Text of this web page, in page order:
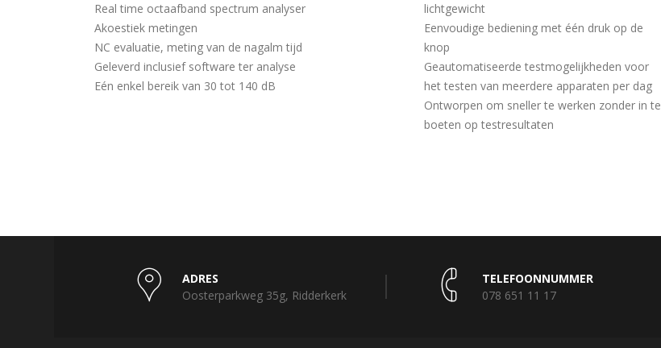
Real time octaafband spectrum analyser
Akoestiek metingen
NC evaluatie, meting van de nagalm tijd
Geleverd inclusief software ter analyse
Eén enkel bereik van 30 tot 140 dB
lichtgewicht
Eenvoudige bediening met één druk op de
knop
Geautomatiseerde testmogelijkheden voor
het testen van meerdere apparaten per dag
Ontworpen om sneller te werken zonder in te
boeten op testresultaten
ADRES
Oosterparkweg 35g, Ridderkerk
TELEFOONNUMMER
078 651 11 17